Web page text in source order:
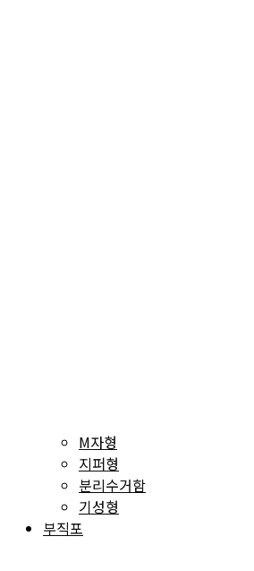
M자형
지퍼형
분리수거함
기성형
부직포